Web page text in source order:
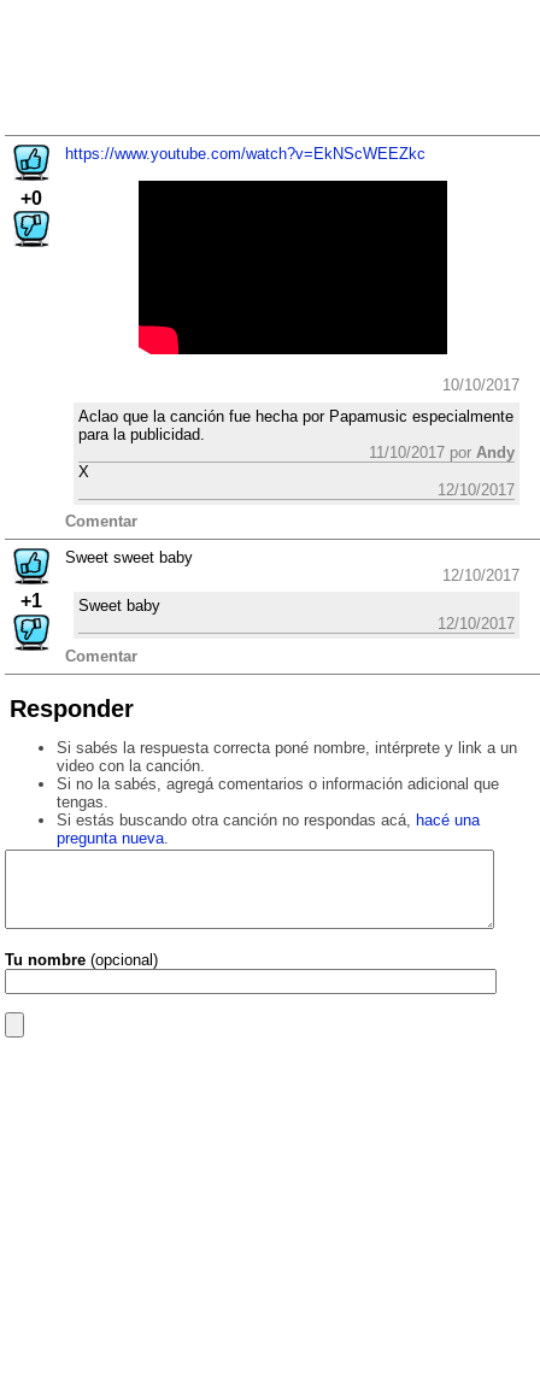
+0
https://www.youtube.com/watch?v=EkNScWEEZkc
10/10/2017
Aclao que la canción fue hecha por Papamusic especialmente
para la publicidad.
11/10/2017 por Andy
X
12/10/2017
Comentar
+1
Sweet sweet baby
12/10/2017
Sweet baby
12/10/2017
Comentar
Responder
Si sabés la respuesta correcta poné nombre, intérprete y link a un
video con la canción.
Si no la sabés, agregá comentarios o información adicional que
tengas.
Si estás buscando otra canción no respondas acá,
hacé una
pregunta nueva.
Tu nombre (opcional)